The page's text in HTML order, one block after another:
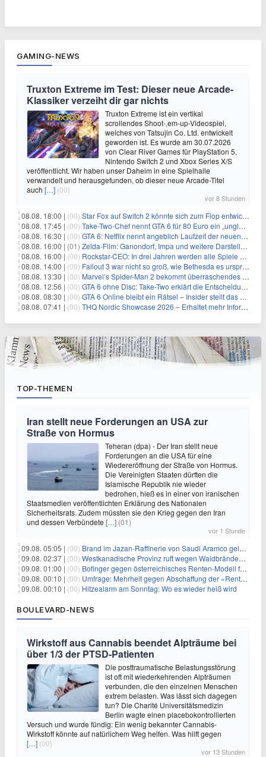
GAMING-NEWS
Truxton Extreme im Test: Dieser neue Arcade-
Klassiker verzeiht dir gar nichts
Truxton Extreme ist ein vertikal
scrollendes Shoot-‚em-up-Videospiel,
welches von Tatsujin Co. Ltd. entwickelt
geworden ist. Es wurde am 30.07.2026
von Clear River Games für PlayStation 5,
Nintendo Switch 2 und Xbox Series X/S
veröffentlicht. Wir haben unser Daheim in eine Spielhalle
verwandelt und herausgefunden, ob dieser neue Arcade-Titel
auch […] (00)
vor 8 Stunden
08.08. 18:00 | (00) Star Fox auf Switch 2 könnte sich zum Flop entwickeln
08.08. 17:45 | (00) Take-Two-Chef nennt GTA 6 für 80 Euro ein „unglaubliches Schnäppchen“
08.08. 16:30 | (00) GTA 6: Netflix nennt angeblich Laufzeit der neuen Gameplay-Präsentation
08.08. 16:00 | (01) Zelda-Film: Ganondorf, Impa und weitere Darsteller sollen feststehen
08.08. 16:00 | (00) Rockstar-CEO: In drei Jahren werden alle Spiele gestreamt
08.08. 14:00 | (00) Fallout 3 war nicht so groß, wie Bethesda es ursprünglich wollte
08.08. 13:30 | (00) Marvel’s Spider-Man 2 bekommt überraschendes PS5-Update mit gewünschter Komfortfunktion
08.08. 12:56 | (00) GTA 6 ohne Disc: Take-Two erklärt die Entscheidung für Download-Codes
08.08. 08:30 | (00) GTA 6 Online bleibt ein Rätsel – Insider stellt das neue Gerücht klar
08.08. 07:41 | (00) THQ Nordic Showcase 2026 – Erhaltet mehr Informationen
TOP-THEMEN
Iran stellt neue Forderungen an USA zur
Straße von Hormus
Teheran (dpa) - Der Iran stellt neue
Forderungen an die USA für eine
Wiedereröffnung der Straße von Hormus.
Die Vereinigten Staaten dürften die
Islamische Republik nie wieder
bedrohen, hieß es in einer von iranischen
Staatsmedien veröffentlichten Erklärung des Nationalen
Sicherheitsrats. Zudem müssten sie den Krieg gegen den Iran
und dessen Verbündete […] (01)
vor 1 Stunde
09.08. 05:05 | (00) Brand im Jazan-Raffinerie von Saudi Aramco gelöscht: Auswirkungen auf die Energiemärkte
09.08. 02:37 | (00) Westkanadische Provinz ruft wegen Waldbränden Notstand aus
09.08. 01:00 | (00) Bofinger gegen österreichisches Renten-Modell für Schwerarbeiter
09.08. 00:10 | (00) Umfrage: Mehrheit gegen Abschaffung der «Rente mit 63»
09.08. 00:10 | (00) Hitzealarm am Sonntag: Wo es wieder heiß wird
BOULEVARD-NEWS
Wirkstoff aus Cannabis beendet Alpträume bei
über 1/3 der PTSD-Patienten
Die posttraumatische Belastungsstörung
ist oft mit wiederkehrenden Alpträumen
verbunden, die den einzelnen Menschen
extrem belasten. Was lässt sich dagegen
tun? Die Charité Universitätsmedizin
Berlin wagte einen placebokontrollierten
Versuch und wurde fündig: Ein wenig bekannter Cannabis-
Wirkstoff könnte auf natürlichem Weg helfen. Was hilft gegen
[…] (00)
vor 13 Stunden